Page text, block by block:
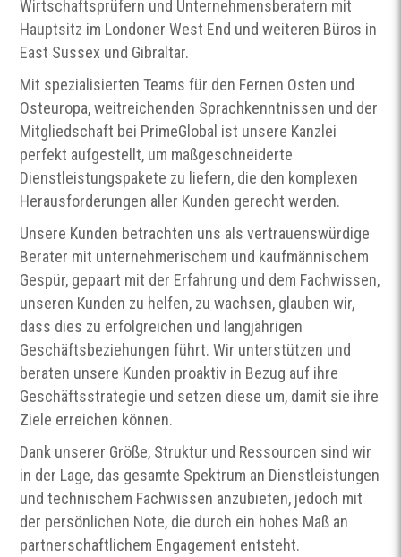
Wirtschaftsprüfern und Unternehmensberatern mit
Hauptsitz im Londoner West End und weiteren Büros in
East Sussex und Gibraltar.
Mit spezialisierten Teams für den Fernen Osten und
Osteuropa, weitreichenden Sprachkenntnissen und der
Mitgliedschaft bei PrimeGlobal ist unsere Kanzlei
perfekt aufgestellt, um maßgeschneiderte
Dienstleistungspakete zu liefern, die den komplexen
Herausforderungen aller Kunden gerecht werden.
Unsere Kunden betrachten uns als vertrauenswürdige
Berater mit unternehmerischem und kaufmännischem
Gespür, gepaart mit der Erfahrung und dem Fachwissen,
unseren Kunden zu helfen, zu wachsen, glauben wir,
dass dies zu erfolgreichen und langjährigen
Geschäftsbeziehungen führt. Wir unterstützen und
beraten unsere Kunden proaktiv in Bezug auf ihre
Geschäftsstrategie und setzen diese um, damit sie ihre
Ziele erreichen können.
Dank unserer Größe, Struktur und Ressourcen sind wir
in der Lage, das gesamte Spektrum an Dienstleistungen
und technischem Fachwissen anzubieten, jedoch mit
der persönlichen Note, die durch ein hohes Maß an
partnerschaftlichem Engagement entsteht.